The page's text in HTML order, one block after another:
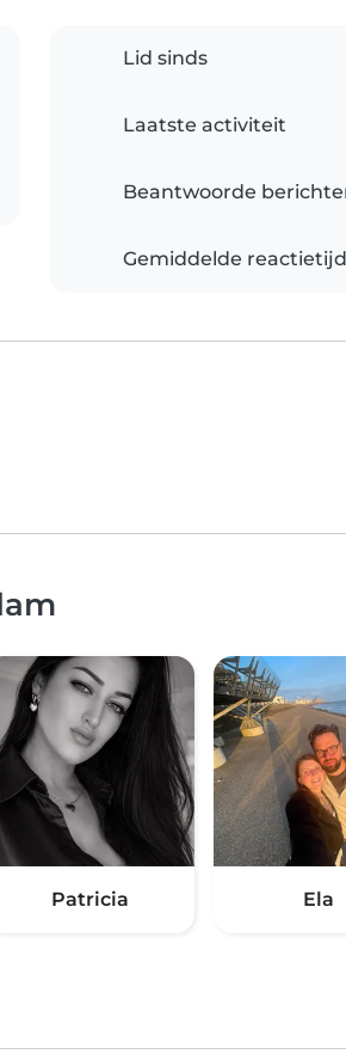
Lid sinds
Laatste activiteit
Beantwoorde
Gemiddelde reactietijd
Patricia Ela